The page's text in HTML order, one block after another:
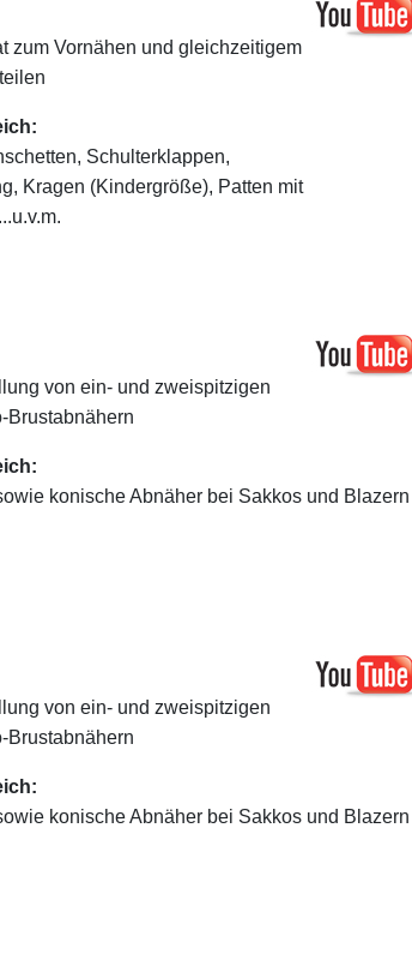
zum Vornähen und gleichzeitigem
Schulterklappen,
Kragen (Kindergröße), Patten mit
von ein- und zweispitzigen
Brustabnähern
konische Abnäher bei Sakkos und Blazern
von ein- und zweispitzigen
Brustabnähern
konische Abnäher bei Sakkos und Blazern